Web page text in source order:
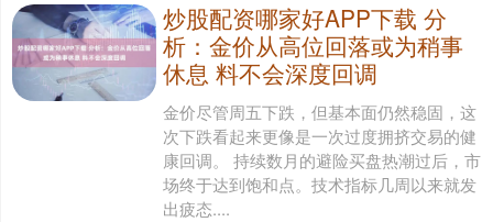
炒股配资哪家好APP下载 分
析：金价从高位回落或为稍事
休息 料不会深度回调
金价尽管周五下跌，但基本面仍然稳固，这
次下跌看起来更像是一次过度拥挤交易的健
康回调。 持续数月的避险买盘热潮过后，市
场终于达到饱和点。技术指标几周以来就发
出疲态....